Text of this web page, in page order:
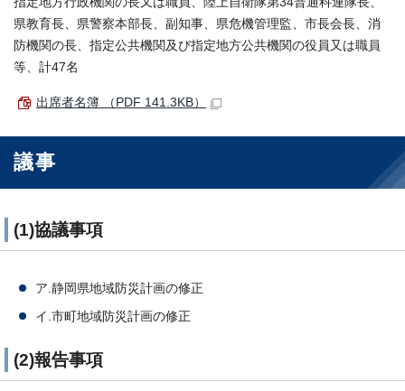
県教育長、県警察本部長、副知事、県危機管理監、市長会長、消
防機関の長、指定公共機関及び指定地方公共機関の役員又は職員
等、計47名
出席者名簿 （PDF 141.3KB）
議事
(1)協議事項
ア.静岡県地域防災計画の修正
イ.市町地域防災計画の修正
(2)報告事項